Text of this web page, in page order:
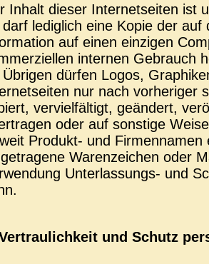
Inhalt dieser Internetseiten ist
darf lediglich eine Kopie der
auf einen einzigen
internen Gebrauch
dürfen Logos,
nur nach vorheriger
vervielfältigt, geändert,
oder auf sonstige
Produkt- und
Warenzeichen oder
Unterlassungs- und
und Schutz